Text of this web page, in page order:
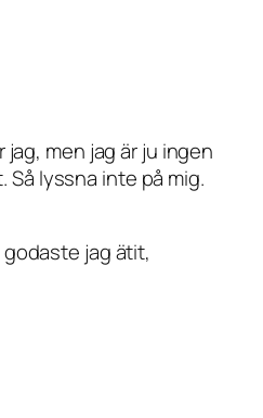
men jag är ju ingen
lyssna inte på mig.
jag ätit,